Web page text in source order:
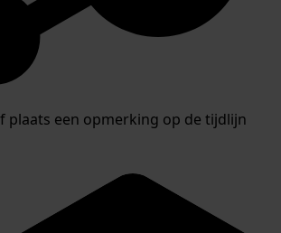
plaats een opmerking op de tijdlijn